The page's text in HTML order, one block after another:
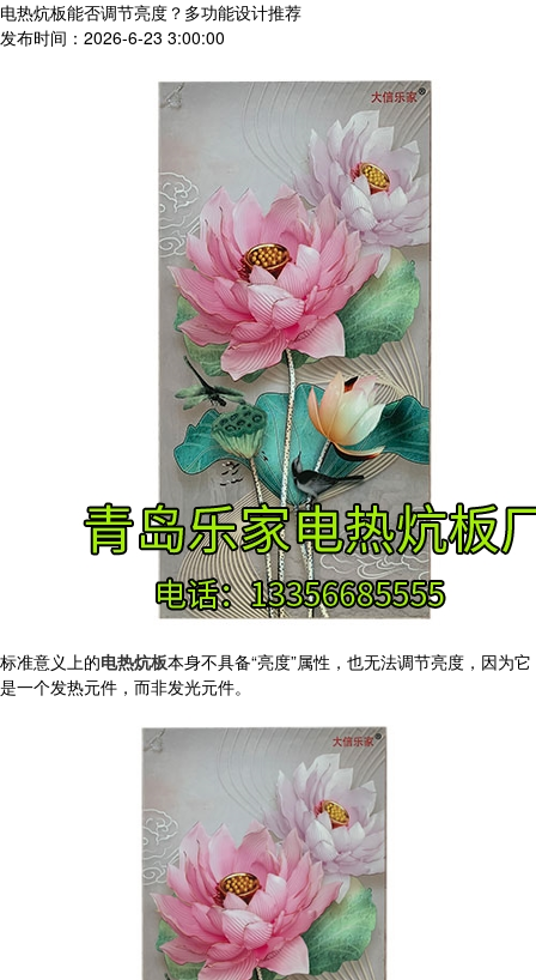
电热炕板能否调节亮度？多功能设计推荐
发布时间：2026-6-23 3:00:00
标准意义上的电热炕板本身不具备“亮度”属性，也无法调节亮度，因为它
是一个发热元件，而非发光元件。